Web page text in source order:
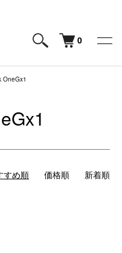
0
OneGx1
すめ順 価格順 新着順